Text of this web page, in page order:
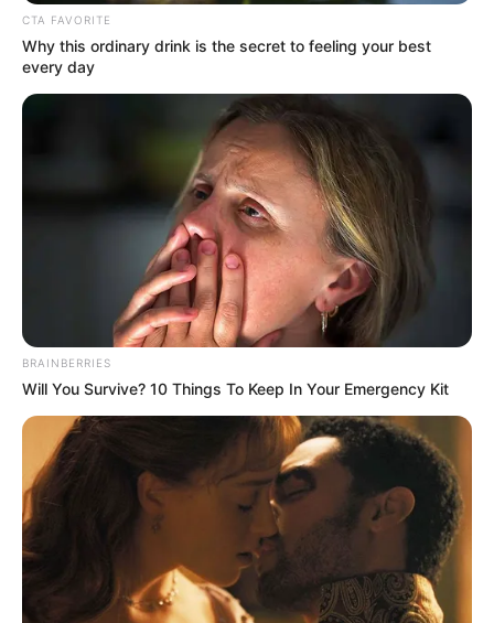
CTA FAVORITE
Why this ordinary drink is the secret to feeling your best
every day
BRAINBERRIES
Will You Survive? 10 Things To Keep In Your Emergency Kit